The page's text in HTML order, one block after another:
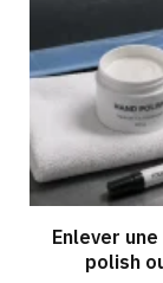
Enlever
polish